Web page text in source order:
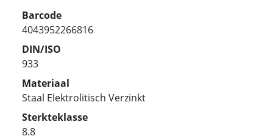
Barcode
4043952266816
DIN/ISO
933
Materiaal
Staal Elektrolitisch Verzinkt
Sterkteklasse
8.8